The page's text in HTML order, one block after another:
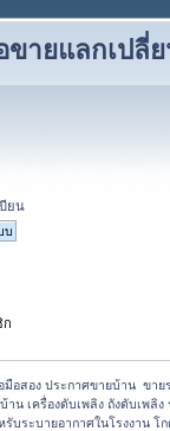
ายแลกเปลี่
บียน
ก
อสอง ประกาศขายบ้าน  ขา
เครื่องดับเพลิง ถังดับเพลิง
บระบายอากาศในโรงงาน โก